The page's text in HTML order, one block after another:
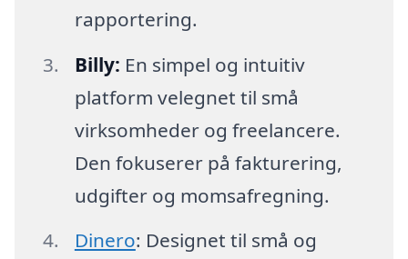
rapportering.
Billy: En simpel og intuitiv
platform velegnet til små
virksomheder og freelancere.
Den fokuserer på fakturering,
udgifter og momsafregning.
Dinero: Designet til små og